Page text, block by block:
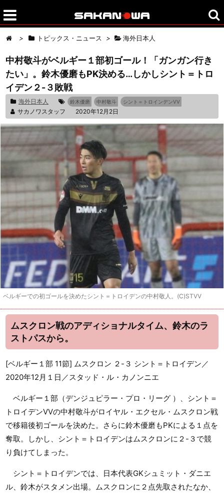
> トピックス・ニュース > 海外日本人
中村敬斗がベルギー１部初ゴール！「ガンガン行き
たい」。鈴木優磨もPK決める…しかしシント＝トロ
イデン２-３敗戦
海外日本人 鈴木優磨 中村敬斗 シント＝トロインデンVV
サカノワスタッフ 2020年12月2日
ベルギーでの初ゴールを決めたシント＝トロイデンの中村敬人。(C)STVV
ムスクロン戦のアディショナルタイム、鈴木のラ
ストパスから。
[ベルギー１部 11節] ムスクロン ２-３ シント＝トロイデン／
2020年12月１日／スタッド・ル・カノンニエ
ベルギー１部（デンジュピラー・プロ・リーグ ）、シント＝
トロイデンVVの中村敬斗がロイヤル・エクセル・ムスクロン戦
で移籍後初ゴールを決めた。さらに鈴木優磨もPKによる１点を
奪取。しかし、シント＝トロイデンはムスクロンに２-３で競
り負けてしまった。
シント＝トロイデンでは、日本代表GKシュミット・ダニエ
ル、鈴木がスタメン出場。ムスクロンに２点先取されたなか、